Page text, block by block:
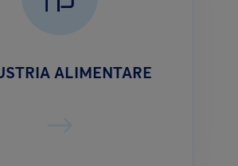
ALIMENTARE